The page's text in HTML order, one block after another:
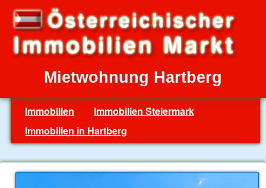
Mietwohnung Hartberg
Immobilien
Immobilien Steiermark
Immobilien in Hartberg